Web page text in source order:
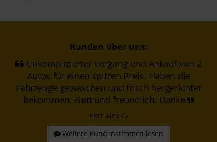
Kunden über uns:
Unkomplizierter Vorgang und Ankauf von 2
Autos für einen spitzen Preis. Haben die
Fahrzeuge gewaschen und frisch hergerichtet
bekommen. Nett und freundlich. Danke
Herr Alex G.
Weitere Kundenstimmen lesen